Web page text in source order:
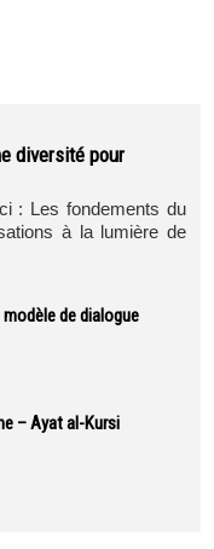
diversité pour
: Les fondements du
à la lumière de
de dialogue
– Ayat al-Kursi